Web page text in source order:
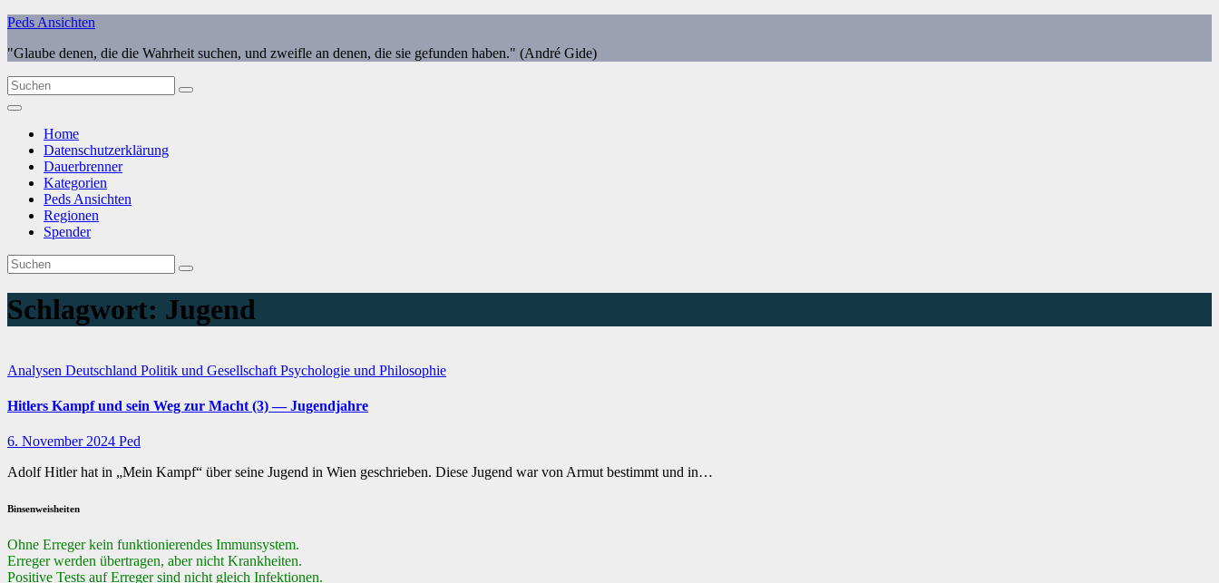
Zum
springen
Peds Ansichten
"Glaube denen, die die Wahrheit suchen, und zweifle an denen, die sie gefunden haben." (André Gide)
Home
Datenschutzerklärung
Dauerbrenner
Kategorien
Peds Ansichten
Regionen
Spender
Schlagwort: Jugend
Analysen Deutschland Politik und Gesellschaft Psychologie und Philosophie
Hitlers Kampf und sein Weg zur Macht (3) — Jugendjahre
6. November 2024 Ped
Adolf Hitler hat in „Mein Kampf“ über seine Jugend in Wien geschrieben. Diese Jugend war von Armut bestimmt und in…
Binsenweisheiten
Ohne Erreger kein funktionierendes Immunsystem.
Erreger werden übertragen, aber nicht Krankheiten.
Positive Tests auf Erreger sind nicht gleich Infektionen.